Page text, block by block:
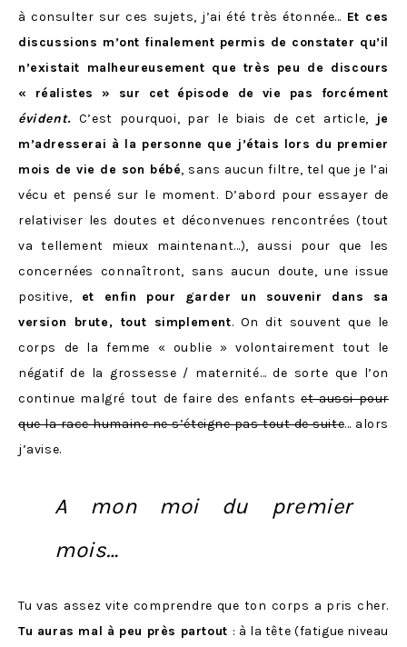
à consulter sur ces sujets, j’ai été très étonnée… Et ces
discussions m’ont finalement permis de constater qu’il
n’existait malheureusement que très peu de discours
« réalistes » sur cet épisode de vie pas forcément
évident. C’est pourquoi, par le biais de cet article,
je
m’adresserai à la personne que j’étais lors du premier
mois de vie de son bébé, sans aucun filtre, tel que je l’ai
vécu et pensé sur le moment. D’abord pour essayer de
relativiser les doutes et déconvenues rencontrées (tout
va tellement mieux maintenant…), aussi pour que les
concernées connaîtront, sans aucun doute, une issue
positive, et enfin pour garder un souvenir dans sa
version brute, tout simplement. On dit souvent que le
corps de la femme « oublie » volontairement tout le
négatif de la grossesse / maternité… de sorte que l’on
continue malgré tout de faire des enfantset aussi pour
que la race humaine ne s’éteigne pas tout de suite… alors
j’avise.
A mon moi du premier
mois…
Tu vas assez vite comprendre que ton corps a pris cher.
Tu auras mal à peu près partout : à la tête (fatigue niveau